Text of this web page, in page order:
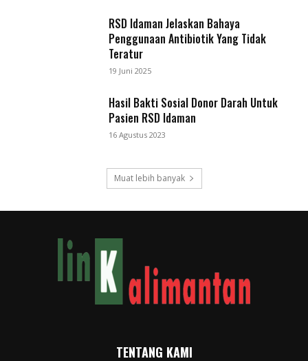
RSD Idaman Jelaskan Bahaya
Penggunaan Antibiotik Yang Tidak
Teratur
19 Juni 2025
Hasil Bakti Sosial Donor Darah Untuk
Pasien RSD Idaman
16 Agustus 2023
Muat lebih banyak
TENTANG KAMI